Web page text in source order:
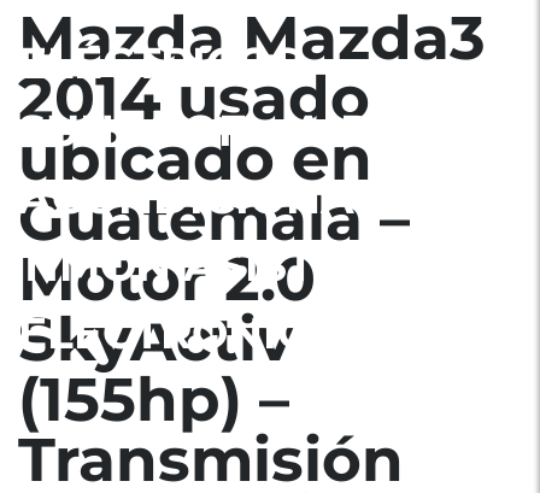
ELÉCTRICOS –
SUNROOF – AIRE
ACONDICIONADO –
TIMÓN ASISTIDO
ELECTRÓNICAMENTE
Mazda Mazda3
2014 usado
ubicado en
Guatemala –
Motor 2.0
SkyActiv
(155hp) –
Transmisión